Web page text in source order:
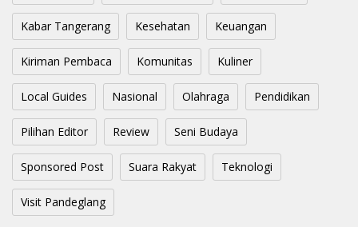
Kabar Tangerang Kesehatan Keuangan
Kiriman Pembaca Komunitas Kuliner
Local Guides Nasional Olahraga Pendidikan
Pilihan Editor Review Seni Budaya
Sponsored Post Suara Rakyat Teknologi
Visit Pandeglang